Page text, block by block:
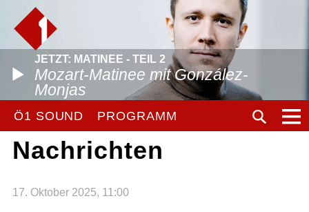
JETZT: MATINEE - TEIL 2
Mozart-Matinee mit González-
Monjas
Ö1 SOUND PROGRAMM
Nachrichten
17. Oktober 2025, 11:00